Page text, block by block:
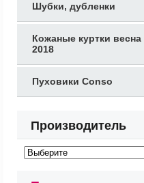
Шубки, дубленки
Кожаные куртки весна
2018
Пуховики Conso
Производитель